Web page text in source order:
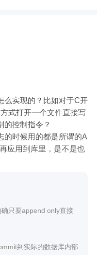
么实现的？比如对于C开
式打开一个文件直接写
的控制指令？
的时候用的都是所谓的A
应用到库里，是不是也
只要append only直接
到实际的数据库内部